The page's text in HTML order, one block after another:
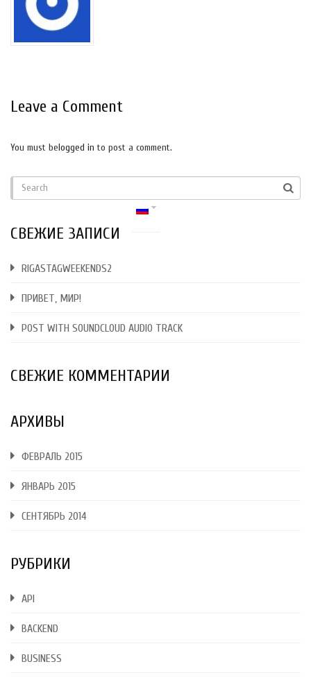
Leave a Comment
You must belogged in to post a comment.
СВЕЖИЕ ЗАПИСИ
RIGASTAGWEEKENDS2
ПРИВЕТ, МИР!
POST WITH SOUNDCLOUD AUDIO TRACK
СВЕЖИЕ КОММЕНТАРИИ
АРХИВЫ
ФЕВРАЛЬ 2015
ЯНВАРЬ 2015
СЕНТЯБРЬ 2014
РУБРИКИ
API
BACKEND
BUSINESS